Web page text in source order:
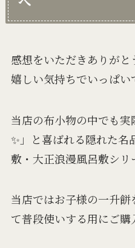
感想をいただきありが
嬉しい気持ちでいっぱい
当店の布小物の中でも
✨」と喜ばれる隠れた名
敷・大正浪漫風呂敷シリ
当店ではお子様の一升
て普段使いする用にご購